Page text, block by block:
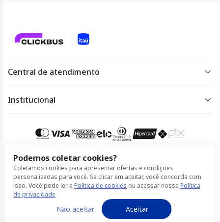
Podemos coletar cookies?
Coletamos cookies para apresentar ofertas e condições
personalizadas para você. Se clicar em aceitar, você concorda com
isso. Você pode ler aPolítica de cookies ou acessar nossaPolítica
de privacidade
Não aceitar Aceitar
Central de atendimento
Sábado, domingo e feriado das 09h às 18h.
atendimento
Institucional
Regulamento de ofertas
Política de Cookies
Termos de Uso
Compra 100% segura
© Itaú feito por ClickBus 2026
Política de Cookies Termos de Uso